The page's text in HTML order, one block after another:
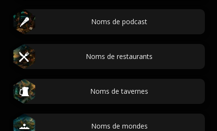
Noms de podcast
Noms de restaurants
Noms de tavernes
Noms de mondes